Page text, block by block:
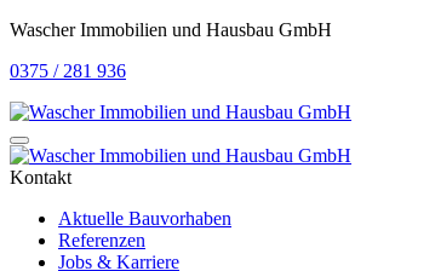
Wascher Immobilien und Hausbau GmbH
0375 / 281 936
Kontakt
Aktuelle Bauvorhaben
Referenzen
Jobs & Karriere